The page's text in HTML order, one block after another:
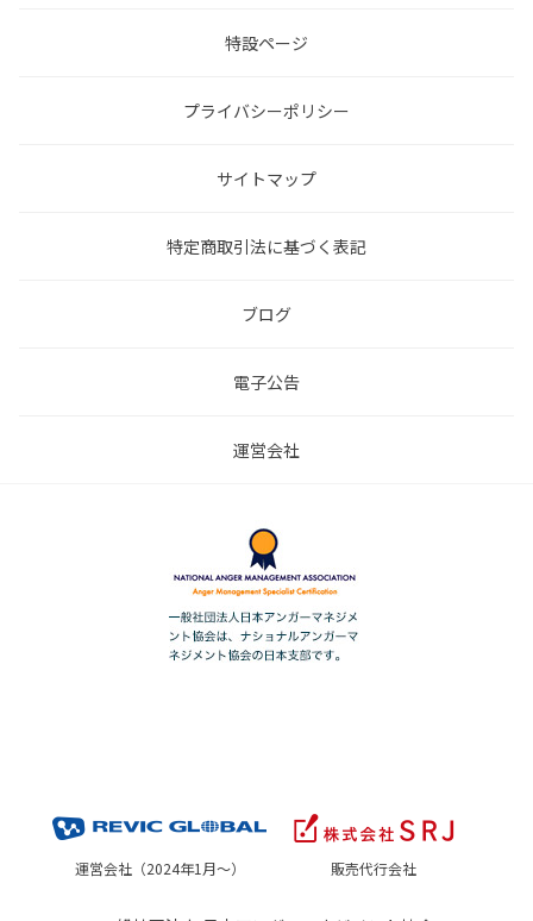
特設ページ
プライバシーポリシー
サイトマップ
特定商取引法に基づく表記
ブログ
電子公告
運営会社
運営会社（2024年1月～） 販売代行会社